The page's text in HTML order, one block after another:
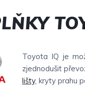
Toyota IQ je
zjednodušit
lišty, kryty prahu